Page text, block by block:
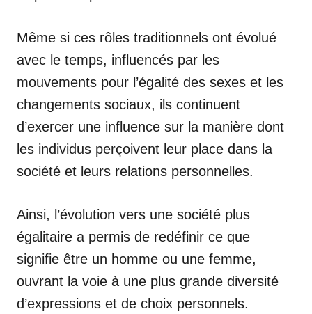
Même si ces rôles traditionnels ont évolué
avec le temps, influencés par les
mouvements pour l’égalité des sexes et les
changements sociaux, ils continuent
d’exercer une influence sur la manière dont
les individus perçoivent leur place dans la
société et leurs relations personnelles.
Ainsi, l’évolution vers une société plus
égalitaire a permis de redéfinir ce que
signifie être un homme ou une femme,
ouvrant la voie à une plus grande diversité
d’expressions et de choix personnels.